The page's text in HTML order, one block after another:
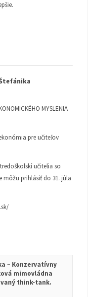
MYSLENIA
pre učiteľov
učitelia so
môžu prihlásiť do 31. júla
– Konzervatívny
mimovládna
think-tank.